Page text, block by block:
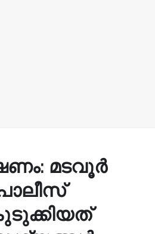
മടവൂർ